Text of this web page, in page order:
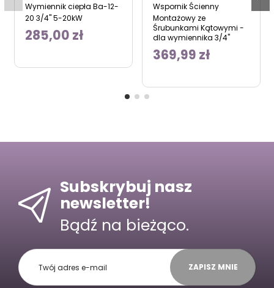
Wymiennik ciepła Ba-12-
20 3/4" 5-20kW
285,00 zł
Wspornik Ścienny
Montażowy ze
Śrubunkami Kątowymi -
dla wymiennika 3/4"
369,99 zł
Subskrybuj nasz
newsletter!
Bądź na bieżąco.
ZAPISZ MNIE